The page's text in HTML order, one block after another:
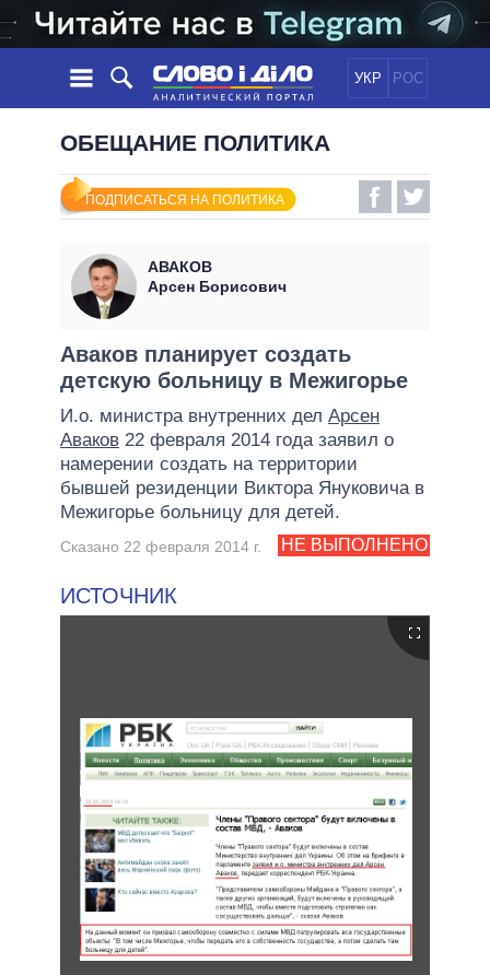
УКР РОС
НОВОСТИ
ЛЕНТА
СОБЫТИЯ
СТАТЬИ
МНЕНИЯ
ОБЗОРЫ
ДАЙДЖЕСТЫ
ПОЛИТИКА
ЭКОНОМИКА
МИР
ОБЕЩАНИЯ
ВСЕ ПОЛИТИКИ
ПРЕЗИДЕНТ И ОФИС
ВЕРХОВНАЯ РАДА
КАБИНЕТ МИНИСТРОВ
ГЛАВЫ ОБЛАДМИНИСТРАЦИЙ
МЭРЫ
ВСЕ ПЕРСОНЫ
ИНФОГРАФИКА
ПОДДЕРЖАТЬ
СРАВНЕНИЕ ПОЛИТИКОВ
ОБЕЩАНИЕ ПОЛИТИКА
ПОДПИСАТЬСЯ НА ПОЛИТИКА
АВАКОВ
Арсен Борисович
Аваков планирует создать
детскую больницу в Межигорье
И.о. министра внутренних дел Арсен
Аваков 22 февраля 2014 года заявил о
намерении создать на территории
бывшей резиденции Виктора Януковича в
Межигорье больницу для детей.
НЕ ВЫПОЛНЕНО
Сказано 22 февраля 2014 г.
ИСТОЧНИК